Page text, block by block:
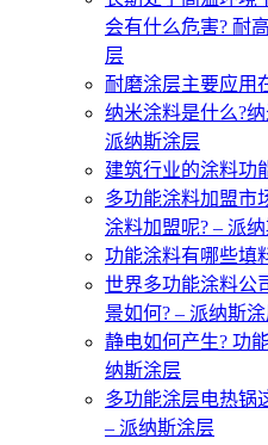
会有什么危害? 耐
层
耐磨涂层主要应用
纳米涂料是什么?
派纳斯涂层
建筑行业的涂料功
多功能涂料加盟市
涂料加盟呢? – 派
功能涂料有哪些填
世界多功能涂料公
景如何? – 派纳斯
静电如何产生? 功
纳斯涂层
多功能涂层电热锅
– 派纳斯涂层